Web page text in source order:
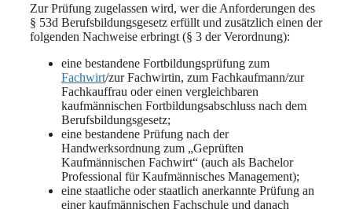
Zur Prüfung zugelassen wird, wer die Anforderungen des
§ 53d Berufsbildungsgesetz erfüllt und zusätzlich einen der
folgenden Nachweise erbringt (§ 3 der Verordnung):
eine bestandene Fortbildungsprüfung zum
Fachwirt/zur Fachwirtin, zum Fachkaufmann/zur
Fachkauffrau oder einen vergleichbaren
kaufmännischen Fortbildungsabschluss nach dem
Berufsbildungsgesetz;
eine bestandene Prüfung nach der
Handwerksordnung zum „Geprüften
Kaufmännischen Fachwirt“ (auch als Bachelor
Professional für Kaufmännisches Management);
eine staatliche oder staatlich anerkannte Prüfung an
einer kaufmännischen Fachschule und danach